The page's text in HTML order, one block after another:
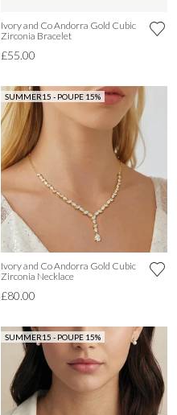
Ivory and Co Andorra Gold Cubic
Zirconia Bracelet
£55.00
SUMMER15 - POUPE 15%
Ivory and Co Andorra Gold Cubic
Zirconia Necklace
£80.00
SUMMER15 - POUPE 15%